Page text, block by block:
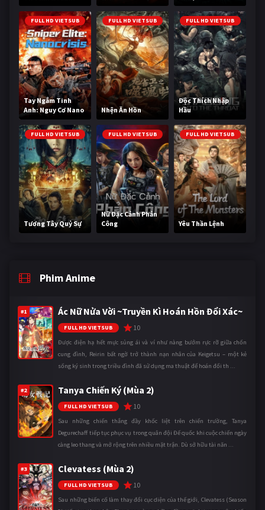
Cùng
FULL HD VIETSUB
Tay Ngắm Tinh
Anh: Nguy Cơ Nano
FULL HD VIETSUB
Nhện Ăn Hồn
FULL HD VIETSUB
Độc Thích Nhập
Hầu
FULL HD VIETSUB
Tương Tây Quỷ Sự
FULL HD VIETSUB
Nữ Đặc Cảnh Phản
Công
FULL HD VIETSUB
Yêu Thần Lệnh
Phim Anime
#1 Ác Nữ Nửa Vời ~Truyền Kì Hoán Hồn Đổi Xác~
FULL HD VIETSUB 10
Được điện hạ hết mực sủng ái và ví như nàng bướm rực rỡ giữa chốn
cung đình, Reirin bất ngờ trở thành nạn nhân của Keigetsu – một kẻ
sống ký sinh trong triều đình đã sử dụng ma thuật để hoán đổi th ...
#2 Tanya Chiến Ký (Mùa 2)
FULL HD VIETSUB 10
Sau những chiến thắng đầy khốc liệt trên chiến trường, Tanya
Degurechaff tiếp tục phục vụ trong quân đội Đế quốc khi cuộc chiến ngày
càng leo thang và mở rộng trên nhiều mặt trận. Dù sở hữu tài năn ...
#3 Clevatess (Mùa 2)
FULL HD VIETSUB 10
Sau những biến cố làm thay đổi cục diện của thế giới, Clevatess (Season